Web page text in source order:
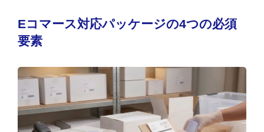
Eコマース対応パッケージの4つの必須
要素